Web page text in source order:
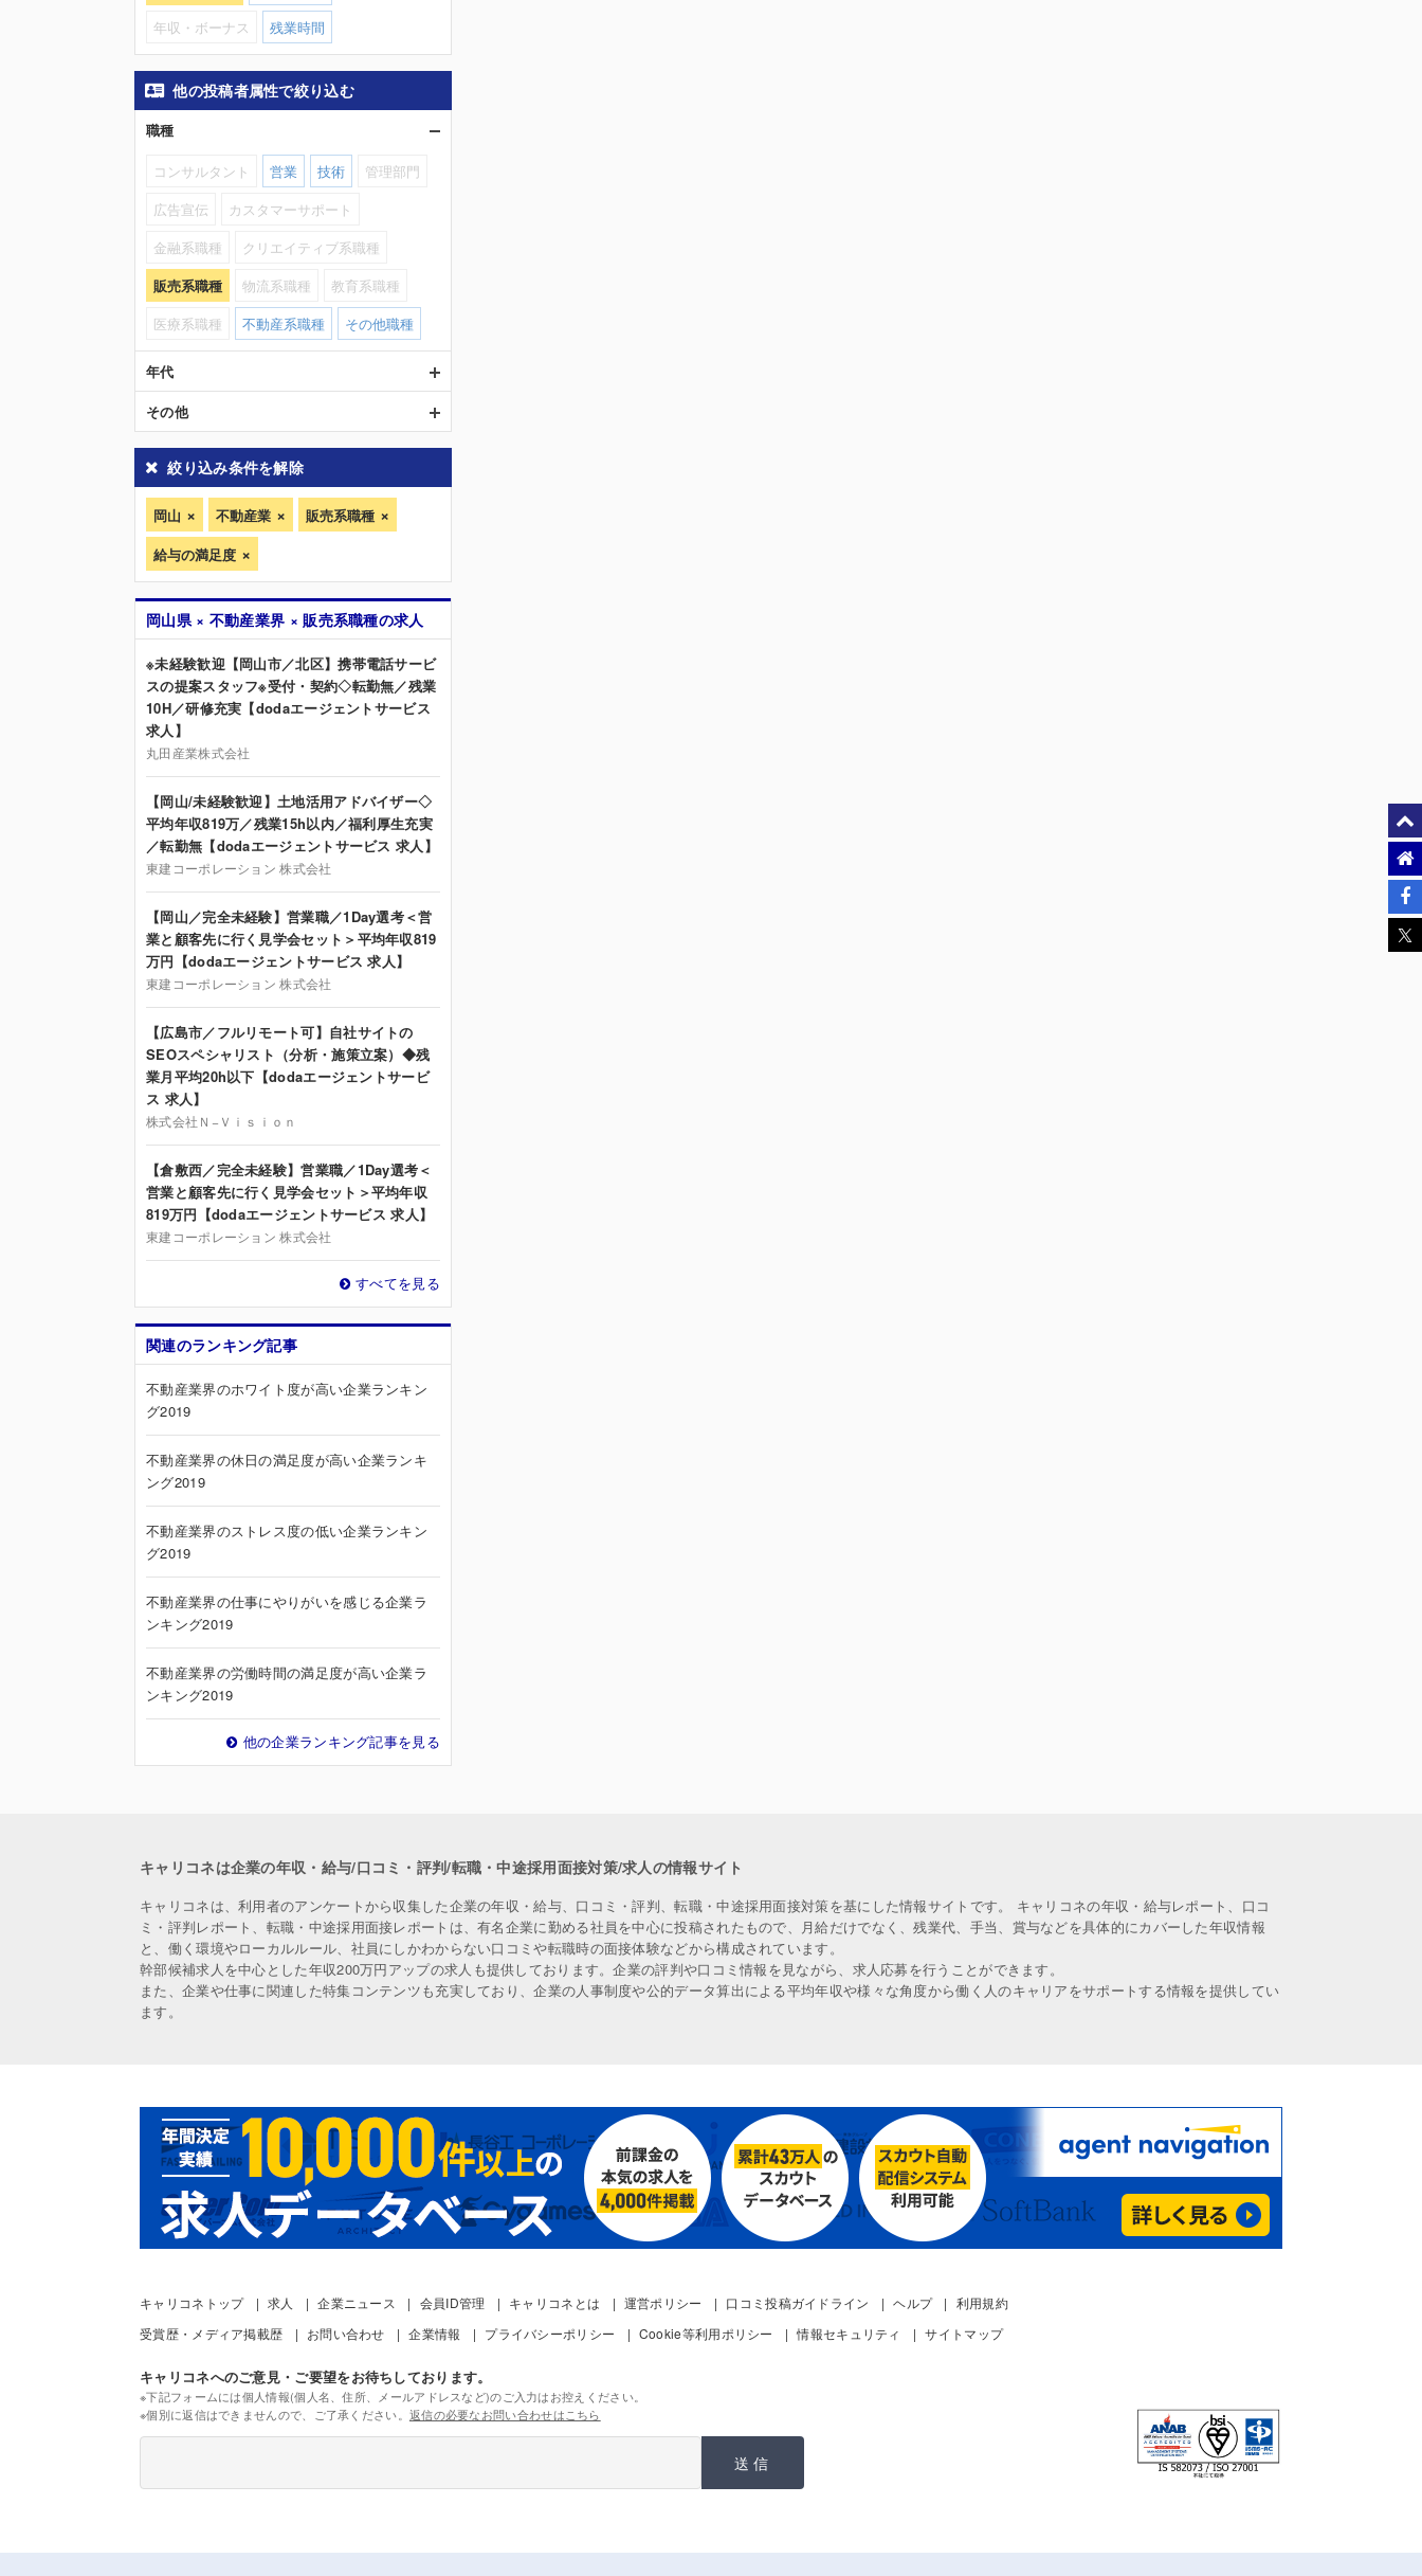
年収・ボーナス
残業時間
他の投稿者属性で絞り込む
職種
コンサルタント 営業 技術
管理部門
広告宣伝
カスタマーサポート
金融系職種
クリエイティブ系職種
販売系職種
物流系職種
教育系職種
医療系職種
不動産系職種 その他職種
年代
その他
絞り込み条件を解除
岡山 不動産業
販売系職種
給与の満足度
岡山県 × 不動産業界 × 販売系職種の求人
※未経験歓迎【岡山市／北区】携帯電話サービ
スの提案スタッフ※受付・契約◇転勤無／残業
10H／研修充実【dodaエージェントサービス
求人】
丸田産業株式会社
【岡山/未経験歓迎】土地活用アドバイザー◇
平均年収819万／残業15h以内／福利厚生充実
／転勤無【dodaエージェントサービス 求人】
東建コーポレーション 株式会社
【岡山／完全未経験】営業職／1Day選考＜営
業と顧客先に行く見学会セット＞平均年収819
万円【dodaエージェントサービス 求人】
東建コーポレーション 株式会社
【広島市／フルリモート可】自社サイトの
SEOスペシャリスト（分析・施策立案）◆残
業月平均20h以下【dodaエージェントサービ
ス 求人】
株式会社Ｎ−Ｖｉｓｉｏｎ
【倉敷西／完全未経験】営業職／1Day選考＜
営業と顧客先に行く見学会セット＞平均年収
819万円【dodaエージェントサービス 求人】
東建コーポレーション 株式会社
すべてを見る
関連のランキング記事
不動産業界のホワイト度が高い企業ランキン
グ2019
不動産業界の休日の満足度が高い企業ランキ
ング2019
不動産業界のストレス度の低い企業ランキン
グ2019
不動産業界の仕事にやりがいを感じる企業ラ
ンキング2019
不動産業界の労働時間の満足度が高い企業ラ
ンキング2019
他の企業ランキング記事を見る
キャリコネは企業の年収・給与/口コミ・評判/転職・中途採用面接対策/求人の情報サイト
キャリコネは、利用者のアンケートから収集した企業の年収・給与、口コミ・評判、転職・中途採用面接対策を基にした情報サイトです。 キャリコネの年収・給与レポート、口コ
ミ・評判レポート、転職・中途採用面接レポートは、有名企業に勤める社員を中心に投稿されたもので、月給だけでなく、残業代、手当、賞与などを具体的にカバーした年収情報
と、働く環境やローカルルール、社員にしかわからない口コミや転職時の面接体験などから構成されています。
幹部候補求人を中心とした年収200万円アップの求人も提供しております。企業の評判や口コミ情報を見ながら、求人応募を行うことができます。
また、企業や仕事に関連した特集コンテンツも充実しており、企業の人事制度や公的データ算出による平均年収や様々な角度から働く人のキャリアをサポートする情報を提供してい
ます。
キャリコネトップ 求人 企業ニュース 会員ID管理 キャリコネとは 運営ポリシー 口コミ投稿ガイドライン ヘルプ
利用規約
受賞歴・メディア掲載歴
お問い合わせ 企業情報 プライバシーポリシー Cookie等利用ポリシー 情報セキュリティ サイトマップ
キャリコネへのご意見・ご要望をお待ちしております。
※下記フォームには個人情報(個人名、住所、メールアドレスなど)のご入力はお控えください。
※個別に返信はできませんので、ご了承ください。 返信の必要なお問い合わせはこちら
送信